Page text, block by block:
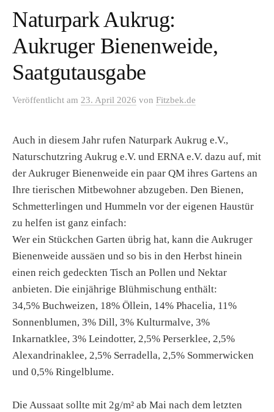
Naturpark Aukrug:
Aukruger Bienenweide,
Saatgutausgabe
Veröffentlicht am 23. April 2026 von Fitzbek.de
Auch in diesem Jahr rufen Naturpark Aukrug e.V.,
Naturschutzring Aukrug e.V. und ERNA e.V. dazu auf, mit
der Aukruger Bienenweide ein paar QM ihres Gartens an
Ihre tierischen Mitbewohner abzugeben. Den Bienen,
Schmetterlingen und Hummeln vor der eigenen Haustür
zu helfen ist ganz einfach:
Wer ein Stückchen Garten übrig hat, kann die Aukruger
Bienenweide aussäen und so bis in den Herbst hinein
einen reich gedeckten Tisch an Pollen und Nektar
anbieten. Die einjährige Blühmischung enthält:
34,5% Buchweizen, 18% Öllein, 14% Phacelia, 11%
Sonnenblumen, 3% Dill, 3% Kulturmalve, 3%
Inkarnatklee, 3% Leindotter, 2,5% Perserklee, 2,5%
Alexandrinaklee, 2,5% Serradella, 2,5% Sommerwicken
und 0,5% Ringelblume.
Die Aussaat sollte mit 2g/m² ab Mai nach dem letzten